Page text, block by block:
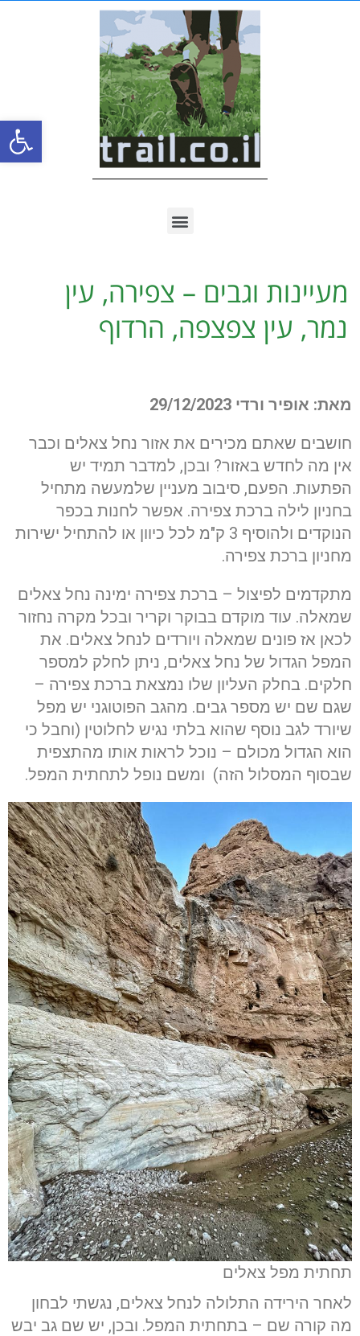
פתח
מעיינות וגבים – צפירה, עין
נמר, עין צפצפה, הרדוף
מאת: אופיר ורדי 29/12/2023
חושבים שאתם מכירים את אזור נחל צאלים וכבר
אין מה לחדש באזור? ובכן, למדבר תמיד יש
הפתעות. הפעם, סיבוב מעניין שלמעשה מתחיל
בחניון לילה ברכת צפירה. אפשר לחנות בכפר
הנוקדים ולהוסיף 3 ק"מ לכל כיוון או להתחיל ישירות
מחניון ברכת צפירה.
מתקדמים לפיצול – ברכת צפירה ימינה נחל צאלים
שמאלה. עוד מוקדם בבוקר וקריר ובכל מקרה נחזור
לכאן אז פונים שמאלה ויורדים לנחל צאלים. את
המפל הגדול של נחל צאלים, ניתן לחלק למספר
חלקים. בחלק העליון שלו נמצאת ברכת צפירה –
שגם שם יש מספר גבים. מהגב הפוטוגני יש מפל
שיורד לגב נוסף שהוא בלתי נגיש לחלוטין (וחבל כי
הוא הגדול מכולם – נוכל לראות אותו מהתצפית
שבסוף המסלול הזה) ומשם נופל לתחתית המפל.
תחתית מפל צאלים
לאחר הירידה התלולה לנחל צאלים, נגשתי לבחון
מה קורה שם – בתחתית המפל. ובכן, יש שם גב יבש